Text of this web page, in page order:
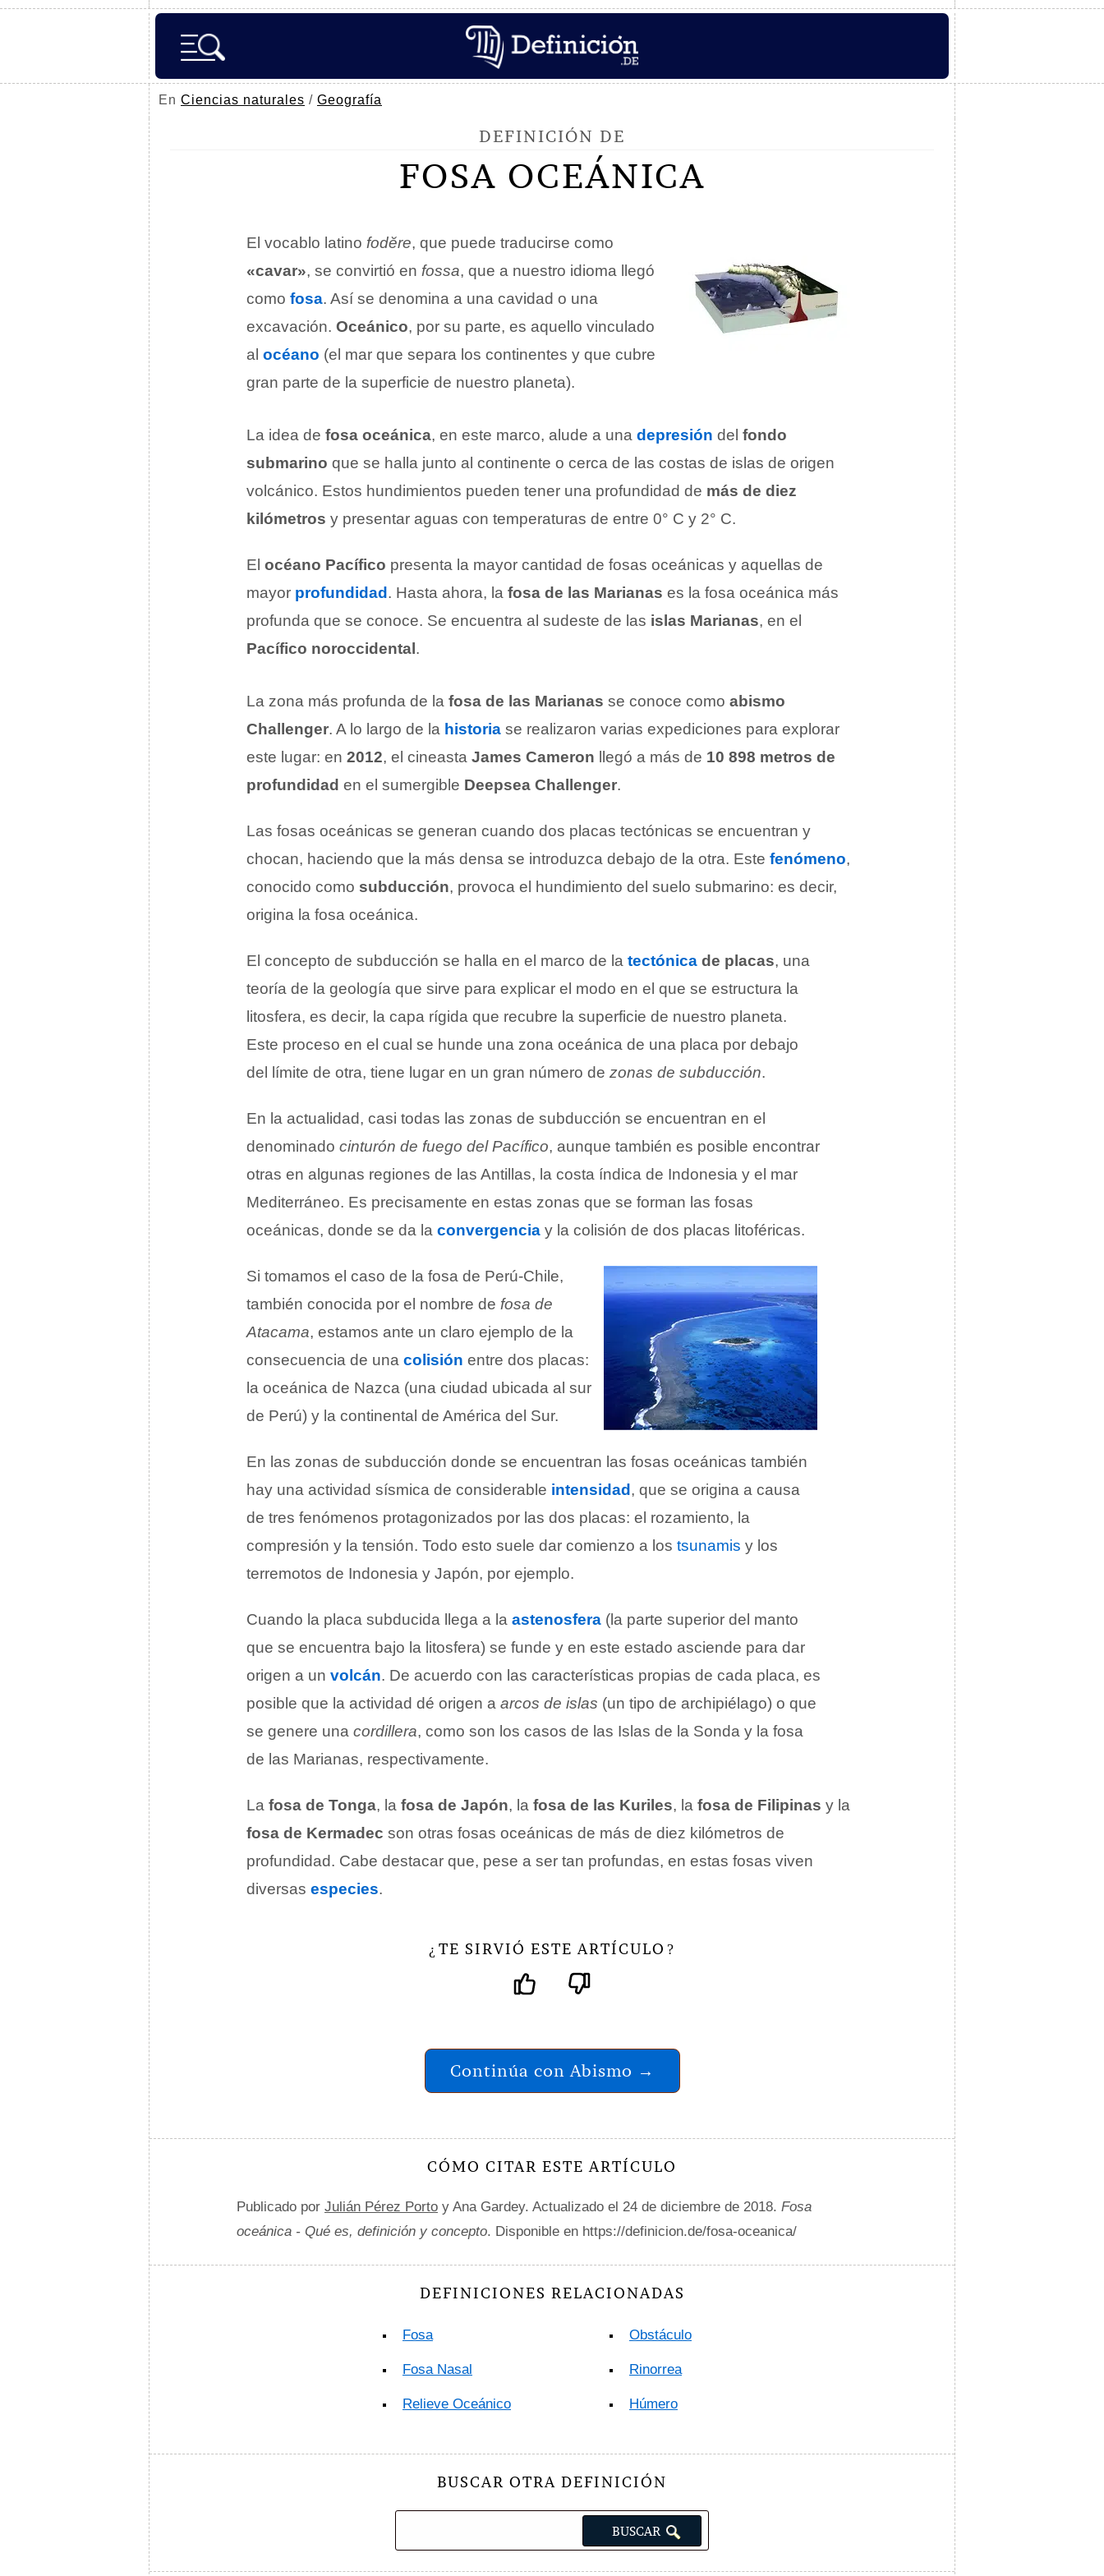
En Ciencias naturales / Geografía
DEFINICIÓN DE
FOSA OCEÁNICA
El vocablo latino fodĕre, que puede traducirse como
«cavar», se convirtió en fossa, que a nuestro idioma llegó
como fosa. Así se denomina a una cavidad o una
excavación. Oceánico, por su parte, es aquello vinculado
al océano (el mar que separa los continentes y que cubre
gran parte de la superficie de nuestro planeta).
La idea de fosa oceánica, en este marco, alude a una depresión del fondo
submarino que se halla junto al continente o cerca de las costas de islas de origen
volcánico. Estos hundimientos pueden tener una profundidad de más de diez
kilómetros y presentar aguas con temperaturas de entre 0° C y 2° C.
El océano Pacífico presenta la mayor cantidad de fosas oceánicas y aquellas de
mayor profundidad . Hasta ahora, la fosa de las Marianas es la fosa oceánica más
profunda que se conoce. Se encuentra al sudeste de las islas Marianas, en el
Pacífico noroccidental .
La zona más profunda de la fosa de las Marianas se conoce como abismo
Challenger. A lo largo de la historia se realizaron varias expediciones para explorar
este lugar: en 2012, el cineasta James Cameron llegó a más de 10 898 metros de
profundidad en el sumergible Deepsea Challenger.
Las fosas oceánicas se generan cuando dos placas tectónicas se encuentran y
chocan, haciendo que la más densa se introduzca debajo de la otra. Este fenómeno,
conocido como subducción, provoca el hundimiento del suelo submarino: es decir,
origina la fosa oceánica.
El concepto de subducción se halla en el marco de la tectónica de placas, una
teoría de la geología que sirve para explicar el modo en el que se estructura la
litosfera, es decir, la capa rígida que recubre la superficie de nuestro planeta.
Este proceso en el cual se hunde una zona oceánica de una placa por debajo
del límite de otra, tiene lugar en un gran número de zonas de subducción.
En la actualidad, casi todas las zonas de subducción se encuentran en el
denominado cinturón de fuego del Pacífico, aunque también es posible encontrar
otras en algunas regiones de las Antillas, la costa índica de Indonesia y el mar
Mediterráneo. Es precisamente en estas zonas que se forman las fosas
oceánicas, donde se da la convergencia y la colisión de dos placas litoféricas.
Si tomamos el caso de la fosa de Perú-Chile,
también conocida por el nombre de fosa de
Atacama, estamos ante un claro ejemplo de la
consecuencia de una colisión entre dos placas:
la oceánica de Nazca (una ciudad ubicada al sur
de Perú) y la continental de América del Sur.
En las zonas de subducción donde se encuentran las fosas oceánicas también
hay una actividad sísmica de considerable intensidad , que se origina a causa
de tres fenómenos protagonizados por las dos placas: el rozamiento, la
compresión y la tensión. Todo esto suele dar comienzo a los tsunamis y los
terremotos de Indonesia y Japón, por ejemplo.
Cuando la placa subducida llega a la astenosfera (la parte superior del manto
que se encuentra bajo la litosfera) se funde y en este estado asciende para dar
origen a un volcán. De acuerdo con las características propias de cada placa, es
posible que la actividad dé origen a arcos de islas (un tipo de archipiélago) o que
se genere una cordillera, como son los casos de las Islas de la Sonda y la fosa
de las Marianas, respectivamente.
La fosa de Tonga, la fosa de Japón, la fosa de las Kuriles, la fosa de Filipinas y la
fosa de Kermadec son otras fosas oceánicas de más de diez kilómetros de
profundidad. Cabe destacar que, pese a ser tan profundas, en estas fosas viven
diversas especies.
¿ TE SIRVIÓ ESTE ARTÍCULO ?
Continúa con Abismo →
CÓMO CITAR ESTE ARTÍCULO
Publicado por Julián Pérez Porto y Ana Gardey. Actualizado el 24 de diciembre de 2018. Fosa
oceánica - Qué es, definición y concepto. Disponible en https://definicion.de/fosa-oceanica/
DEFINICIONES RELACIONADAS
Fosa
Fosa Nasal
Relieve Oceánico
Obstáculo
Rinorrea
Húmero
BUSCAR OTRA DEFINICIÓN